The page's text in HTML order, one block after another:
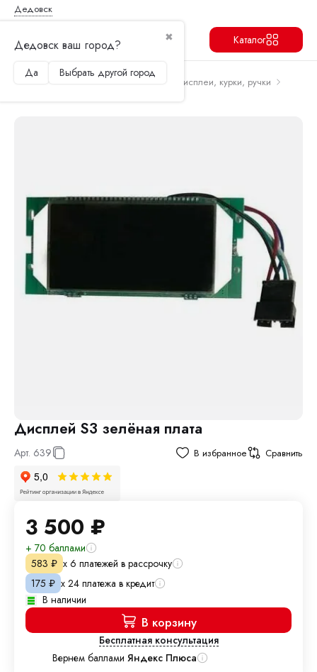
Дедовск
✖
Дедовск ваш город?
Да Выбрать другой город
Каталог
Главная Запчасти и аксессуары
Дисплеи, курки, ручки
Дисплей S3 зелёная плата
Арт. 639 В избранное Сравнить
3 500 ₽
+ 70 баллами
583 ₽ х 6 платежей в рассрочку
175 ₽ х 24 платежа в кредит
В наличии
В корзину
Бесплатная консультация
Вернем баллами Яндекс Плюса
Продолжить Перейти в корзину